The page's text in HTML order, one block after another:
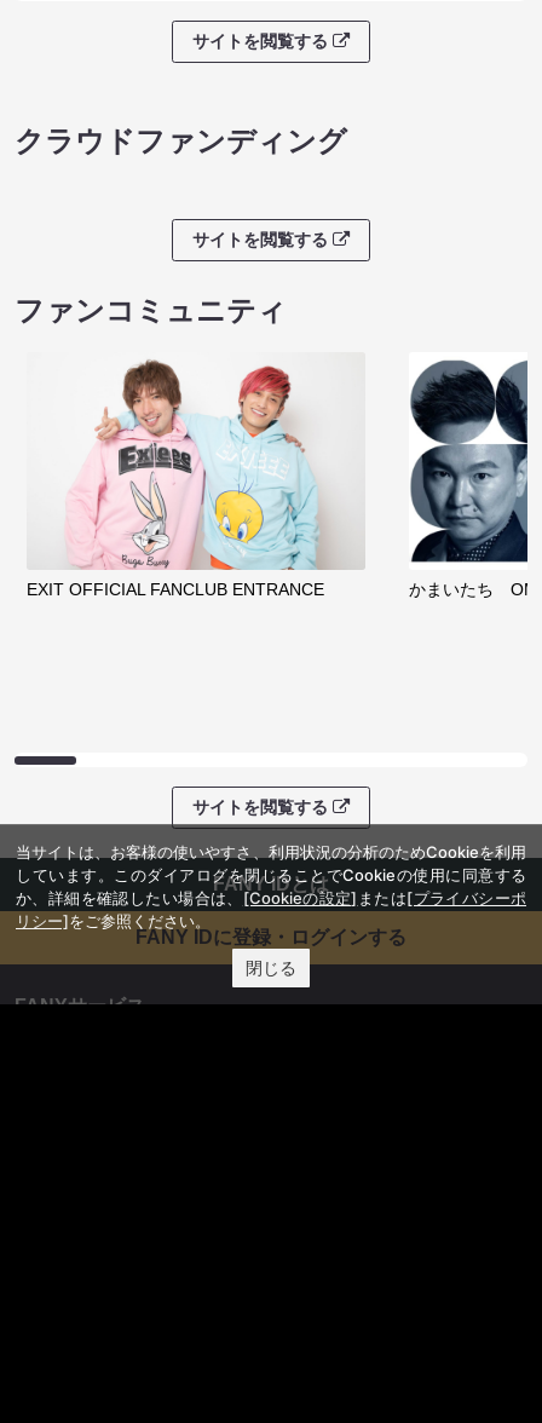
サイトを閲覧する
クラウドファンディング
サイトを閲覧する
ファンコミュニティ
EXIT OFFICIAL FANCLUB ENTRANCE かまいたち
サイトを閲覧する
FANY IDとは
FANY IDに登録・ログインする
FANYサービス
当サイトは、お客様の使いやすさ、利用状況の分析のためCookieを利用
しています。このダイアログを閉じることでCookieの使用に同意する
か、詳細を確認したい場合は、 [Cookieの設定] または[プライバシーポ
リシー]をご参照ください。
閉じる